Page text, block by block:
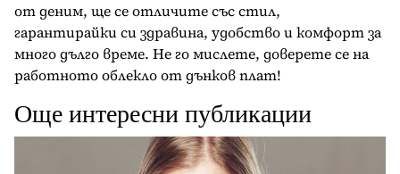
от деним, ще се отличите със стил,
гарантирайки си здравина, удобство и комфорт за
много дълго време. Не го мислете, доверете се на
работното облекло от дънков плат!
Още интересни публикации